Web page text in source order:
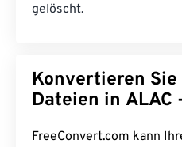
gelöscht.
Konvertieren Sie
Dateien in
FreeConvert.com kann